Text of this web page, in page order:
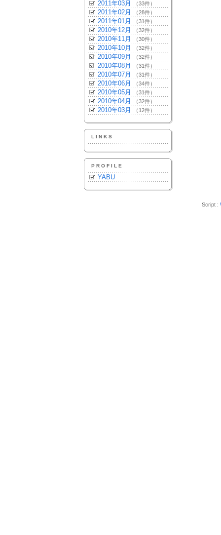
2011年03月 （33件）
2011年02月 （28件）
2011年01月 （31件）
2010年12月 （32件）
2010年11月 （30件）
2010年10月 （32件）
2010年09月 （32件）
2010年08月 （31件）
2010年07月 （31件）
2010年06月 （34件）
2010年05月 （31件）
2010年04月 （32件）
2010年03月 （12件）
LINKS
PROFILE
YABU
Script :